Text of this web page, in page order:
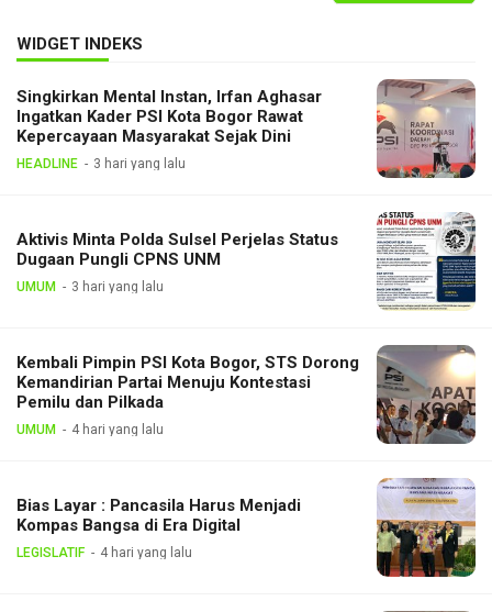
WIDGET INDEKS
Singkirkan Mental Instan, Irfan Aghasar
Ingatkan Kader PSI Kota Bogor Rawat
Kepercayaan Masyarakat Sejak Dini
HEADLINE 3 hari yang lalu
Aktivis Minta Polda Sulsel Perjelas Status
Dugaan Pungli CPNS UNM
UMUM 3 hari yang lalu
Kembali Pimpin PSI Kota Bogor, STS Dorong
Kemandirian Partai Menuju Kontestasi
Pemilu dan Pilkada
UMUM 4 hari yang lalu
Bias Layar : Pancasila Harus Menjadi
Kompas Bangsa di Era Digital
LEGISLATIF 4 hari yang lalu